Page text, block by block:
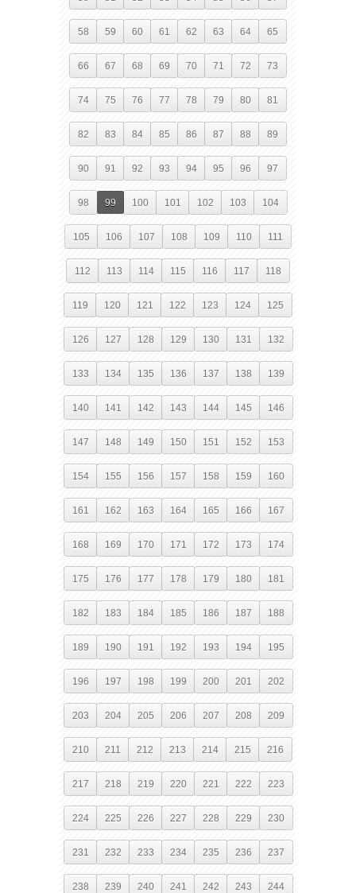
58 59 60 61 62 63 64 65
66 67 68 69 70 71 72 73
74 75 76 77 78 79 80 81
82 83 84 85 86 87 88 89
90 91 92 93 94 95 96 97
98 99 100 101 102 103 104
105 106 107 108 109 110 111
112 113 114 115 116 117 118
119 120 121 122 123 124 125
126 127 128 129 130 131 132
133 134 135 136 137 138 139
140 141 142 143 144 145 146
147 148 149 150 151 152 153
154 155 156 157 158 159 160
161 162 163 164 165 166 167
168 169 170 171 172 173 174
175 176 177 178 179 180 181
182 183 184 185 186 187 188
189 190 191 192 193 194 195
196 197 198 199 200 201 202
203 204 205 206 207 208 209
210 211 212 213 214 215 216
217 218 219 220 221 222 223
224 225 226 227 228 229 230
231 232 233 234 235 236 237
238 239 240 241 242 243 244